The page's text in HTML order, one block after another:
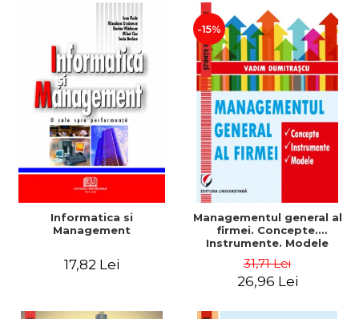
Informatica si
Management
17,82 Lei
-15%
Managementul general al
firmei. Concepte.
Instrumente. Modele
31,71 Lei
26,96 Lei